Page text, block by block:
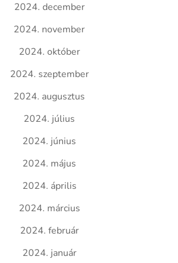
2024. december
2024. november
2024. október
2024. szeptember
2024. augusztus
2024. július
2024. június
2024. május
2024. április
2024. március
2024. február
2024. január